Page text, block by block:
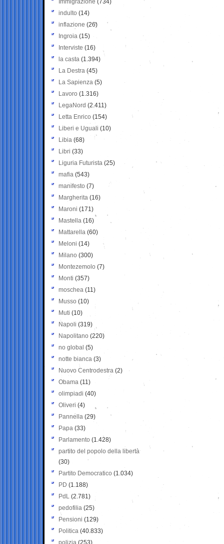
Immigrazione (734)
indulto (14)
inflazione (26)
Ingroia (15)
Interviste (16)
la casta (1.394)
La Destra (45)
La Sapienza (5)
Lavoro (1.316)
LegaNord (2.411)
Letta Enrico (154)
Liberi e Uguali (10)
Libia (68)
Libri (33)
Liguria Futurista (25)
mafia (543)
manifesto (7)
Margherita (16)
Maroni (171)
Mastella (16)
Mattarella (60)
Meloni (14)
Milano (300)
Montezemolo (7)
Monti (357)
moschea (11)
Musso (10)
Muti (10)
Napoli (319)
Napolitano (220)
no global (5)
notte bianca (3)
Nuovo Centrodestra (2)
Obama (11)
olimpiadi (40)
Oliveri (4)
Pannella (29)
Papa (33)
Parlamento (1.428)
partito del popolo della libertà
(30)
Partito Democratico (1.034)
PD (1.188)
PdL (2.781)
pedofilia (25)
Pensioni (129)
Politica (40.833)
polizia (253)